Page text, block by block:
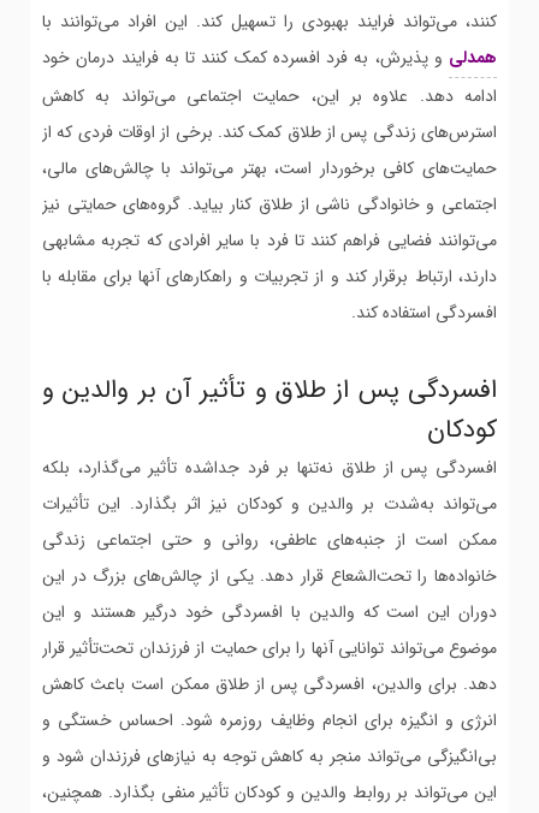
کنند، می‌تواند فرایند بهبودی را تسهیل کند. این افراد می‌توانند با
همدلی و پذیرش، به فرد افسرده کمک کنند تا به فرایند درمان خود
ادامه دهد. علاوه بر این، حمایت اجتماعی می‌تواند به کاهش
استرس‌های زندگی پس از طلاق کمک کند. برخی از اوقات فردی که از
حمایت‌های کافی برخوردار است، بهتر می‌تواند با چالش‌های مالی،
اجتماعی و خانوادگی ناشی از طلاق کنار بیاید. گروه‌های حمایتی نیز
می‌توانند فضایی فراهم کنند تا فرد با سایر افرادی که تجربه مشابهی
دارند، ارتباط برقرار کند و از تجربیات و راهکارهای آنها برای مقابله با
افسردگی استفاده کند.
افسردگی پس از طلاق و تأثیر آن بر والدین و
کودکان
افسردگی پس از طلاق نه‌تنها بر فرد جداشده تأثیر می‌گذارد، بلکه
می‌تواند به‌شدت بر والدین و کودکان نیز اثر بگذارد. این تأثیرات
ممکن است از جنبه‌های عاطفی، روانی و حتی اجتماعی زندگی
خانواده‌ها را تحت‌الشعاع قرار دهد. یکی از چالش‌های بزرگ در این
دوران این است که والدین با افسردگی خود درگیر هستند و این
موضوع می‌تواند توانایی آنها را برای حمایت از فرزندان تحت‌تأثیر قرار
دهد. برای والدین، افسردگی پس از طلاق ممکن است باعث کاهش
انرژی و انگیزه برای انجام وظایف روزمره شود. احساس خستگی و
بی‌انگیزگی می‌تواند منجر به کاهش توجه به نیازهای فرزندان شود و
این می‌تواند بر روابط والدین و کودکان تأثیر منفی بگذارد. همچنین،